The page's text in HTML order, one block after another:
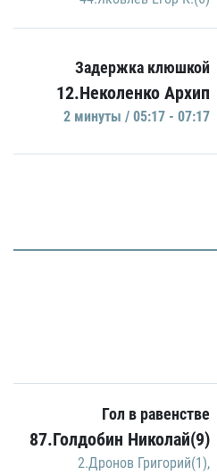
Задержка клюшкой
12.Неколенко Архип
2 минуты / 05:17 - 07:17
Гол в равенстве
87.Голдобин Николай(9)
2.Дронов Григорий(1),